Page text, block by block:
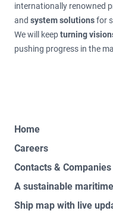
internationally renowned
and system solutionsfor
We will keepturning
pushing progress in the
Home
Careers
Contacts & Companies
A sustainable
Ship map with live